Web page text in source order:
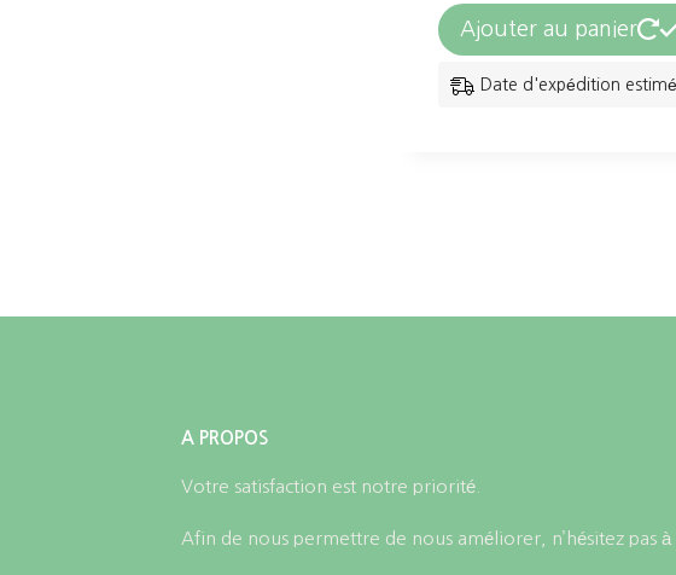
Ajouter au panier
Date d'expédition
A PROPOS
Votre satisfaction est notre priorité.
Afin de nous permettre de nous améliorer, n’hésitez pas